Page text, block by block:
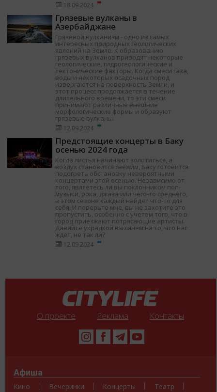
18.09.2024
Грязевые вулканы в
Азербайджане
Грязевой вулканизм - одно из самых
интересных природных геологических
явлений на Земле. К образованию
грязевых вулканов приводят некоторые
геологические, гидрогеологические и
тектонические факторы. Когда смеси газа,
воды и некоторых осадочных пород
извергаются на поверхность Земли, и
этот процесс продолжается в течение
длительного времени, то эти смеси
принимают различные внешние
морфологические формы и образуют
грязевые вулканы.
12.09.2024
Предстоящие концерты в Баку
осенью 2024 года
Когда листья начинают золотиться, а
воздух становится свежим, Баку готовится
подогреть обстановку невероятными
концертами этой осенью. Независимо от
того, являетесь ли вы поклонником поп-
музыки, рока, джаза или чего-то среднего,
в этом сезоне каждый найдет что-то для
себя. И поверьте мне, вы не захотите это
пропустить, особенно с учетом того, что в
город приезжают потрясающие артисты.
Давайте украдкой взглянем на то, что нас
ждет, не так ли?
12.09.2024
О проекте Реклама Контакты
Афиша
Кино Вечеринки Концерты
Театр